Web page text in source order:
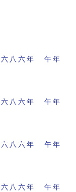
八六年 午年
八六年 午年
八六年 午年
八六年 午年